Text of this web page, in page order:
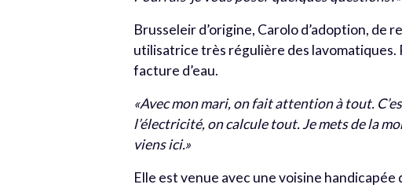
Brusseleir d’origine, Carolo d’adoption, de
utilisatrice très régulière des lavomatiques.
facture d’eau.
«Avec mon mari, on fait attention à tout.
l’électricité, on calcule tout. Je mets de la
viens ici.»
Elle est venue avec une voisine